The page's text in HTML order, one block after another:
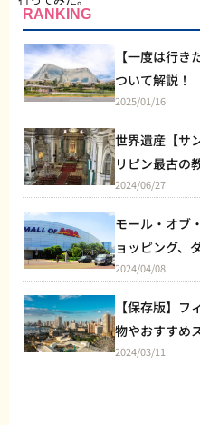
RANKING
【一度は行
ついて解説！
2025/01/16
世界遺産【サ
リピン最古の
2024/06/27
モール・オブ
ョッピング、
トなど総合施設
2024/04/08
【保存版】
物やおすすめ
2024/03/11